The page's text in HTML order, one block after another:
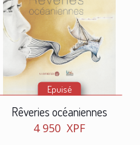
Epuisé
Rêveries océaniennes
4 950 XPF